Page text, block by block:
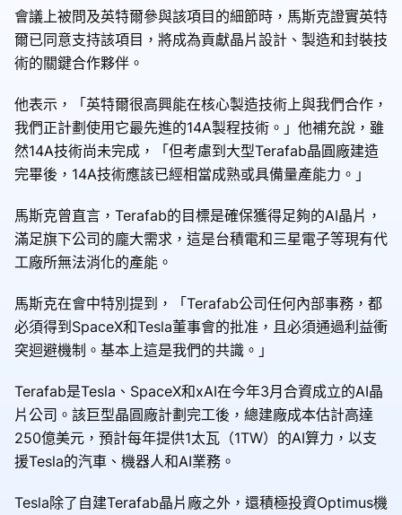
會議上被問及英特爾參與該項目的細節時，馬斯克證實英特
爾已同意支持該項目，將成為貢獻晶片設計、製造和封裝技
術的關鍵合作夥伴。
他表示，「英特爾很高興能在核心製造技術上與我們合作，
我們正計劃使用它最先進的14A製程技術。」他補充說，雖
然14A技術尚未完成，「但考慮到大型Terafab晶圓廠建造
完畢後，14A技術應該已經相當成熟或具備量產能力。」
馬斯克曾直言，Terafab的目標是確保獲得足夠的AI晶片，
滿足旗下公司的龐大需求，這是台積電和三星電子等現有代
工廠所無法消化的產能。
馬斯克在會中特別提到，「Terafab公司任何內部事務，都
必須得到SpaceX和Tesla董事會的批准，且必須通過利益衝
突迴避機制。基本上這是我們的共識。」
Terafab是Tesla、SpaceX和xAI在今年3月合資成立的AI晶
片公司。該巨型晶圓廠計劃完工後，總建廠成本估計高達
250億美元，預計每年提供1太瓦（1TW）的AI算力，以支
援Tesla的汽車、機器人和AI業務。
Tesla除了自建Terafab晶片廠之外，還積極投資Optimus機